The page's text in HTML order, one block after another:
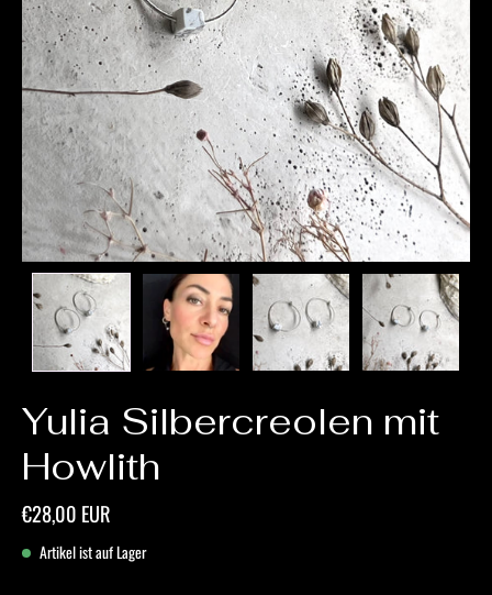
Yulia Silbercreolen mit
Howlith
€28,00 EUR
Artikel ist auf Lager